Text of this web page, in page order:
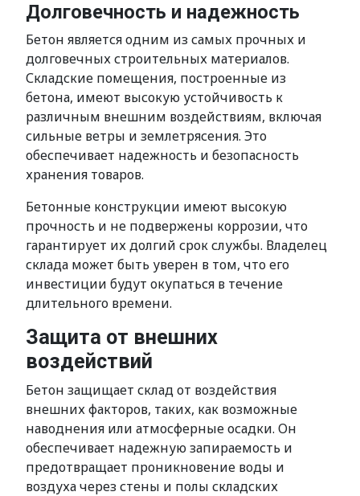
Долговечность и надежность
Бетон является одним из самых прочных и
долговечных строительных материалов.
Складские помещения, построенные из
бетона, имеют высокую устойчивость к
различным внешним воздействиям, включая
сильные ветры и землетрясения. Это
обеспечивает надежность и безопасность
хранения товаров.
Бетонные конструкции имеют высокую
прочность и не подвержены коррозии, что
гарантирует их долгий срок службы. Владелец
склада может быть уверен в том, что его
инвестиции будут окупаться в течение
длительного времени.
Защита от внешних
воздействий
Бетон защищает склад от воздействия
внешних факторов, таких, как возможные
наводнения или атмосферные осадки. Он
обеспечивает надежную запираемость и
предотвращает проникновение воды и
воздуха через стены и полы складских